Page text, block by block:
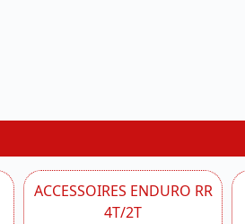
ACCESSOIRES ENDURO RR
4T/2T